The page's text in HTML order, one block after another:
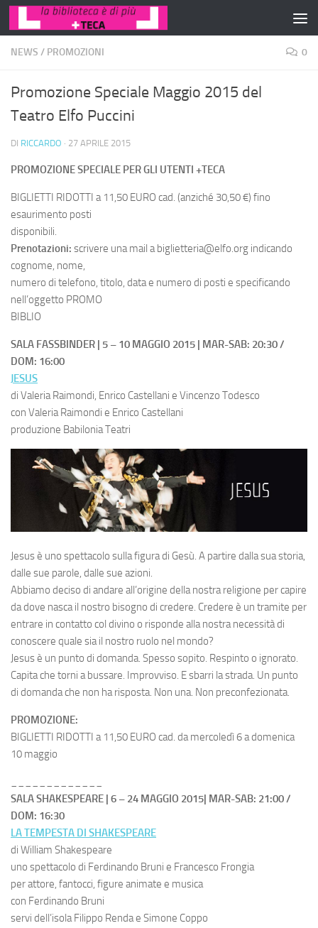
Salta al contenuto
NEWS / PROMOZIONI 0
Promozione Speciale Maggio 2015 del
Teatro Elfo Puccini
DI RICCARDO · 27 APRILE 2015
PROMOZIONE SPECIALE PER GLI UTENTI +TECA
BIGLIETTI RIDOTTI a 11,50 EURO cad. (anziché 30,50 €) fino
esaurimento posti
disponibili.
Prenotazioni: scrivere una mail a biglietteria@elfo.org indicando
cognome, nome,
numero di telefono, titolo, data e numero di posti e specificando
nell’oggetto PROMO
BIBLIO
SALA FASSBINDER | 5 – 10 MAGGIO 2015 | MAR-SAB: 20:30 /
DOM: 16:00
JESUS
di Valeria Raimondi, Enrico Castellani e Vincenzo Todesco
con Valeria Raimondi e Enrico Castellani
produzione Babilonia Teatri
Jesus è uno spettacolo sulla figura di Gesù. A partire dalla sua storia,
dalle sue parole, dalle sue azioni.
Abbiamo deciso di andare all’origine della nostra religione per capire
da dove nasca il nostro bisogno di credere. Credere è un tramite per
entrare in contatto col divino o risponde alla nostra necessità di
conoscere quale sia il nostro ruolo nel mondo?
Jesus è un punto di domanda. Spesso sopito. Respinto o ignorato.
Capita che torni a bussare. Improvviso. E sbarri la strada. Un punto
di domanda che non ha risposta. Non una. Non preconfezionata.
PROMOZIONE:
BIGLIETTI RIDOTTI a 11,50 EURO cad. da mercoledì 6 a domenica
10 maggio
SALA SHAKESPEARE | 6 – 24 MAGGIO 2015| MAR-SAB: 21:00 /
DOM: 16:30
LA TEMPESTA DI SHAKESPEARE
di William Shakespeare
uno spettacolo di Ferdinando Bruni e Francesco Frongia
per attore, fantocci, figure animate e musica
con Ferdinando Bruni
servi dell’isola Filippo Renda e Simone Coppo